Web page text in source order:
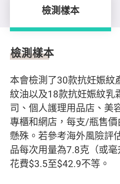
檢測樣本
檢測樣本
檢測樣本
本會檢測了30款抗妊娠紋
紋油以及18款抗妊娠紋乳
司、個人護理用品店、美
專櫃和網店，每支/瓶售
懸殊。若參考海外風險評
品每次用量為7.8克（或
花費$3.5至$42.9不等。